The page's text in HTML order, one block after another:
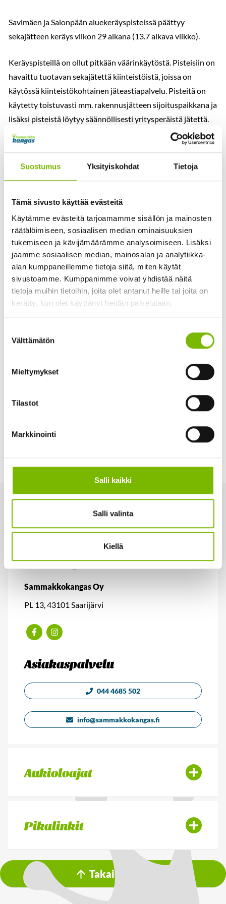
Suostumus Yksityiskohdat Tietoja
Tämä sivusto käyttää evästeitä
Käytämme evästeitä tarjoamamme sisällön ja mainosten
räätälöimiseen, sosiaalisen median ominaisuuksien
tukemiseen ja kävijämäärämme analysoimiseen. Lisäksi
jaamme sosiaalisen median, mainosalan ja analytiikka-
alan kumppaneillemme tietoja siitä, miten käytät
sivustoamme. Kumppanimme voivat yhdistää näitä
tietoja muihin tietoihin, joita olet antanut heille tai joita on
kerätty, kun olet käyttänyt heidän palvelujaan.
valinta
Välttämätön
Mieltymykset
Tilastot
Markkinointi
Salli kaikki
Salli valinta
Kiellä
Savimäen ja Salonpään aluekeräyspisteissä päättyy
sekajätteen keräys viikon 29 aikana (13.7 alkava viikko).
Keräyspisteillä on ollut pitkään väärinkäytöstä. Pisteisiin on
havaittu tuotavan sekajätettä kiinteistöistä, joissa on
käytössä kiinteistökohtainen jäteastiapalvelu. Pisteitä on
käytetty toistuvasti mm. rakennusjätteen sijoituspaikkana ja
lisäksi pisteistä löytyy säännöllisesti yritysperäistä jätettä.
Keskeistä on myös huomioida, että taajama-alueella
olevien jätehuoltomääräysten mukaisesti vakituisessa
sekajätepalvelua. Taajamassa oleville vapaa-ajan asukkaille
kiinteistökohtainen sekajäteastiapalvelu on suositeltavin
liittymistapa sekajätehuoltoon.
Haja-asutusalueella vapaa-ajan asunnon jätehuolloksi voi
valita edelleen alueellisen sekajätekeräyksen. Näille
asiakkaille on lähetetty huhtikuussa laskun mukana lista
keräyspisteistä, jotka ovat kesäkaudella käyttävissä.
palvelevat jatkossa kartongin, lasipakkausten ja pienmetallin
vastaanottopisteinä. Keräyspaperisäiliöt säilyvät pisteissä
Sammakkokangas ei täydennä muovipakkausten keräystä
Sammakkokangas Oy
PL 13, 43101 Saarijärvi
FacebookInstagram
Asiakaspalvelu
044 4685 502
info@sammakkokangas.fi
Aukioloajat
Pikalinkit
Takaisin ylös